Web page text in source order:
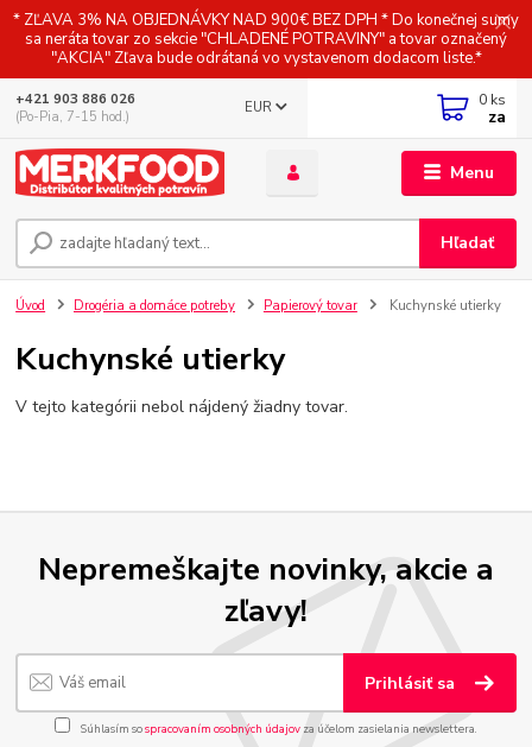
* ZĽAVA 3% NA OBJEDNÁVKY NAD 900€ BEZ DPH * Do konečnej sumy
sa neráta tovar zo sekcie "CHLADENÉ POTRAVINY" a tovar označený
"AKCIA" Zľava bude odrátaná vo vystavenom dodacom liste.*
Menu
EUR
Hľadať
+421 903 886 026
(Po-Pia, 7-15 hod.)
0 ks
za
Úvod Drogéria a domáce potreby Papierový tovar Kuchynské utierky
Kuchynské utierky
V tejto kategórii nebol nájdený žiadny tovar.
Nepremeškajte novinky, akcie a
zľavy!
Prihlásiť sa
Súhlasím sospracovaním osobných údajov za účelom zasielania newslettera.